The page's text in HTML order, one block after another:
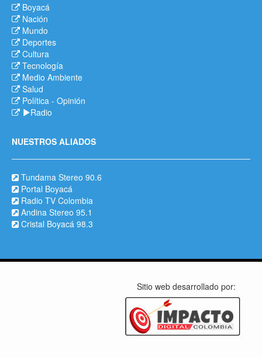
Boyacá
Nación
Mundo
Deportes
Cultura
Tecnología
Medio Ambiente
Salud
Política - Opinión
Radio
NUESTROS ALIADOS
Tundama Stereo 90.6
Portal Boyacá
Radio TV Colombia
Andina Stereo 95.1
Cristal Boyacá 98.3
Sitio web desarrollado por: